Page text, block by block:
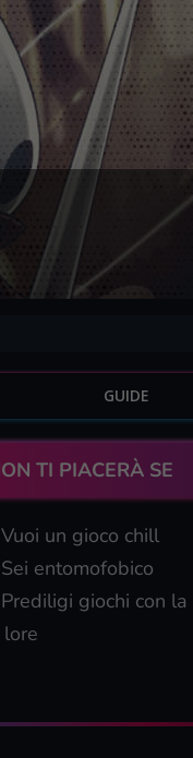
GUIDE
TI PIACERÀ SE
Vuoi un gioco chill
Sei entomofobico
Prediligi giochi con
lore